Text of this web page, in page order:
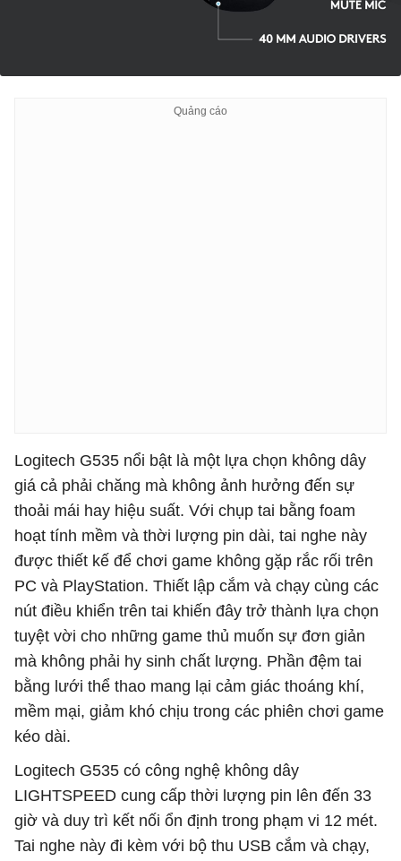
Logitech G535 nổi bật là một lựa chọn không dây
giá cả phải chăng mà không ảnh hưởng đến sự
thoải mái hay hiệu suất. Với chụp tai bằng foam
hoạt tính mềm và thời lượng pin dài, tai nghe này
được thiết kế để chơi game không gặp rắc rối trên
PC và PlayStation. Thiết lập cắm và chạy cùng các
nút điều khiển trên tai khiến đây trở thành lựa chọn
tuyệt vời cho những game thủ muốn sự đơn giản
mà không phải hy sinh chất lượng. Phần đệm tai
bằng lưới thể thao mang lại cảm giác thoáng khí,
mềm mại, giảm khó chịu trong các phiên chơi game
kéo dài.
Logitech G535 có công nghệ không dây
LIGHTSPEED cung cấp thời lượng pin lên đến 33
giờ và duy trì kết nối ổn định trong phạm vi 12 mét.
Tai nghe này đi kèm với bộ thu USB cắm và chạy,